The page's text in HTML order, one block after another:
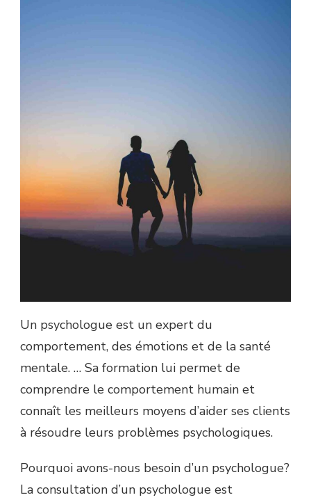
Un psychologue est un expert du
comportement, des émotions et de la santé
mentale. … Sa formation lui permet de
comprendre le comportement humain et
connaît les meilleurs moyens d’aider ses clients
à résoudre leurs problèmes psychologiques.
Pourquoi avons-nous besoin d’un psychologue?
La consultation d’un psychologue est